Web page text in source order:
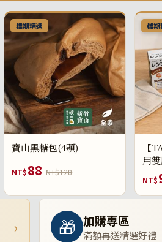
檔期精選
寶山黑糖包(4顆)
NT$88 NT$128
檔期
【
用
NT$
› 🎁 加購專區
滿額再送精選好禮